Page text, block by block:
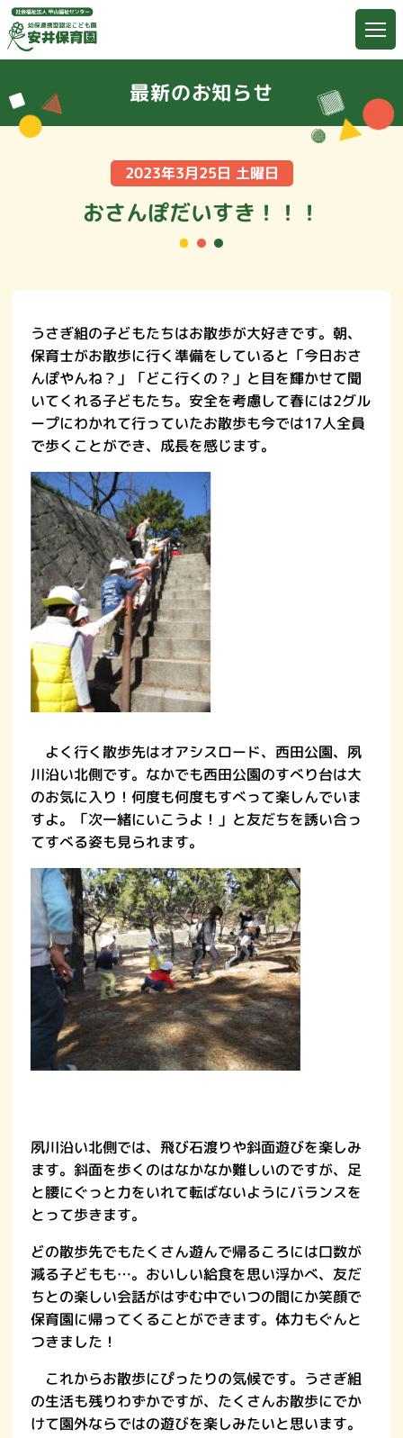
最新のお知らせ
2023年3月25日 土曜日
おさんぽだいすき！！！
うさぎ組の子どもたちはお散歩が大好きです。朝、
保育士がお散歩に行く準備をしていると「今日おさ
んぽやんね？」「どこ行くの？」と目を輝かせて聞
いてくれる子どもたち。安全を考慮して春には2グル
ープにわかれて行っていたお散歩も今では17人全員
で歩くことができ、成長を感じます。
よく行く散歩先はオアシスロード、西田公園、夙
川沿い北側です。なかでも西田公園のすべり台は大
のお気に入り！何度も何度もすべって楽しんでいま
すよ。「次一緒にいこうよ！」と友だちを誘い合っ
てすべる姿も見られます。
夙川沿い北側では、飛び石渡りや斜面遊びを楽しみ
ます。斜面を歩くのはなかなか難しいのですが、足
と腰にぐっと力をいれて転ばないようにバランスを
とって歩きます。
どの散歩先でもたくさん遊んで帰るころには口数が
減る子どもも…。おいしい給食を思い浮かべ、友だ
ちとの楽しい会話がはずむ中でいつの間にか笑顔で
保育園に帰ってくることができます。体力もぐんと
つきました！
これからお散歩にぴったりの気候です。うさぎ組
の生活も残りわずかですが、たくさんお散歩にでか
けて園外ならではの遊びを楽しみたいと思います。